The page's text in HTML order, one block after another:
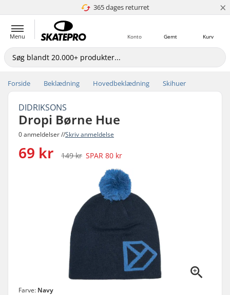
365 dages returret
4.8 ud af 5 ×
Menu Kurv
Gemt
Konto
Forside Beklædning Hovedbeklædning Skihuer
DIDRIKSONS
Dropi Børne Hue
0 anmeldelser //Skriv anmeldelse
69 kr 149 kr SPAR 80 kr
Farve: Navy